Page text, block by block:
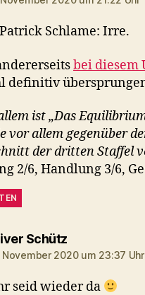
Schlame: Irre.
bei diesem
definitiv
ist „Das
vor allem gegenüber
der dritten Staffel
2/6, Handlung 3/6,
Schützsagt:
November 2020 um 23:37 Uhr
seid wieder da